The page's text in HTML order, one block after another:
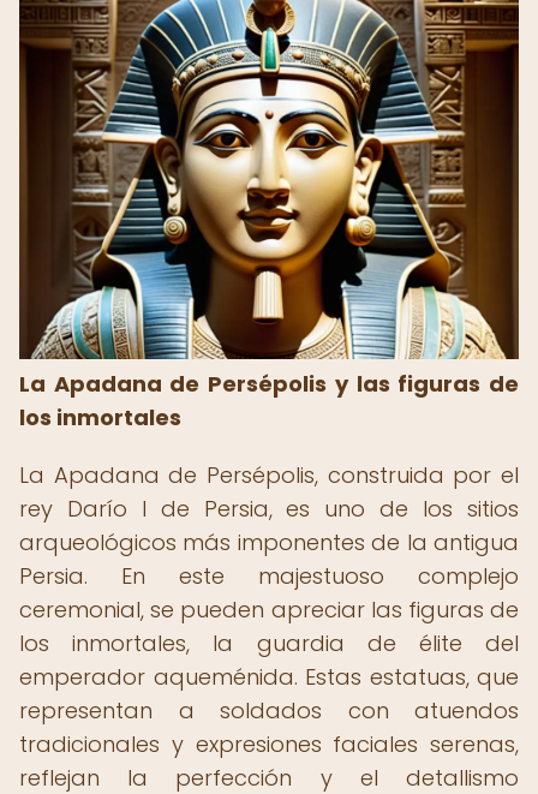
La Apadana de Persépolis y las figuras de
los inmortales
La Apadana de Persépolis, construida por el
rey Darío I de Persia, es uno de los sitios
arqueológicos más imponentes de la antigua
Persia. En este majestuoso complejo
ceremonial, se pueden apreciar las figuras de
los inmortales, la guardia de élite del
emperador aqueménida. Estas estatuas, que
representan a soldados con atuendos
tradicionales y expresiones faciales serenas,
reflejan la perfección y el detallismo